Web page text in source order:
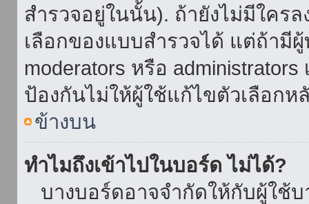
สำรวจอยู่ในนั้น). ถ้ายังไม่มีใค
เลือกของแบบสำรวจได้ แต่ถ้ามี
moderators หรือ
ป้องกันไม่ให้ผู้ใช้แก้ไขตัวเลือกห
ข้างบน
ทำไมถึงเข้าไปในบอร์ด ไม่ได้?
บางบอร์ดอาจจำกัดให้กับผู้ใช้บ